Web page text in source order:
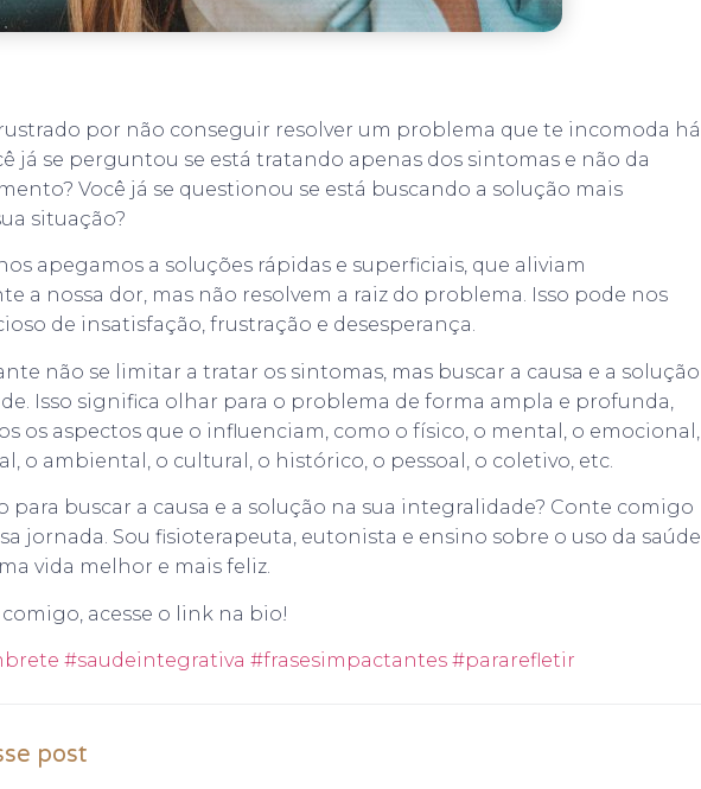
por não conseguir resolver um problema que te incomoda há
já se perguntou se está tratando apenas dos sintomas e não da
Você já se questionou se está buscando a solução mais
situação?
apegamos a soluções rápidas e superficiais, que aliviam
a nossa dor, mas não resolvem a raiz do problema. Isso pode nos
de insatisfação, frustração e desesperança.
não se limitar a tratar os sintomas, mas buscar a causa e a solução
Isso significa olhar para o problema de forma ampla e profunda,
os aspectos que o influenciam, como o físico, o mental, o emocional,
o ambiental, o cultural, o histórico, o pessoal, o coletivo, etc.
para buscar a causa e a solução na sua integralidade? Conte comigo
jornada. Sou fisioterapeuta, eutonista e ensino sobre o uso da saúde
vida melhor e mais feliz.
acesse o link na bio!
#saudeintegrativa #frasesimpactantes #pararefletir
post